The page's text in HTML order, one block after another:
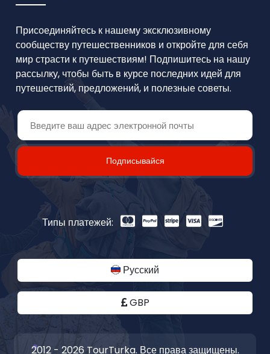
Присоединяйтесь к нашему эксклюзивному
сообществу путешественников и откройте для себя
мир страсти к путешествиям! Подпишитесь на нашу
рассылку, чтобы быть в курсе последних идей для
путешествий, предложений, и полезные советы.
Подписывайся
Типы платежей:
Русский
GBP
2012 - 2026 TourTurka. Все права защищены.